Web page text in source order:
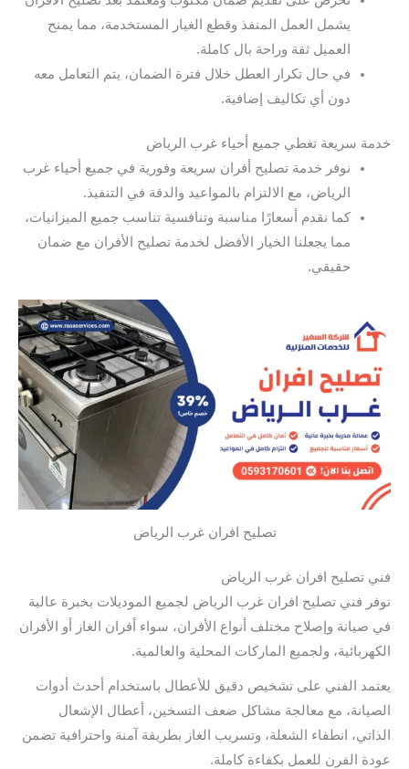
يشمل العمل المنفذ وقطع الغيار المستخدمة، مما يمنح
العميل ثقة وراحة بال كاملة.
في حال تكرار العطل خلال فترة الضمان، يتم التعامل معه
دون أي تكاليف إضافية.
خدمة سريعة تغطي جميع أحياء غرب الرياض
نوفر خدمة تصليح أفران سريعة وفورية في جميع أحياء غرب
الرياض، مع الالتزام بالمواعيد والدقة في التنفيذ.
كما نقدم أسعارًا مناسبة وتنافسية تناسب جميع الميزانيات،
مما يجعلنا الخيار الأفضل لخدمة تصليح الأفران مع ضمان
حقيقي.
تصليح افران غرب الرياض
فني تصليح افران غرب الرياض
نوفر فني تصليح افران غرب الرياض لجميع الموديلات بخبرة عالية
في صيانة وإصلاح مختلف أنواع الأفران، سواء أفران الغاز أو الأفران
الكهربائية، ولجميع الماركات المحلية والعالمية.
يعتمد الفني على تشخيص دقيق للأعطال باستخدام أحدث أدوات
الصيانة، مع معالجة مشاكل ضعف التسخين، أعطال الإشعال
الذاتي، انطفاء الشعلة، وتسريب الغاز بطريقة آمنة واحترافية تضمن
عودة الفرن للعمل بكفاءة كاملة.